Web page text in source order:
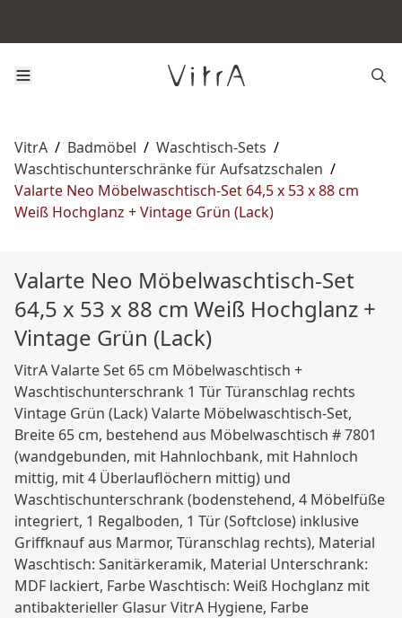
VitrA / Badmöbel / Waschtisch-Sets /
Waschtischunterschränke für Aufsatzschalen /
Valarte Neo Möbelwaschtisch-Set 64,5 x 53 x 88 cm
Weiß Hochglanz + Vintage Grün (Lack)
Valarte Neo Möbelwaschtisch-Set
64,5 x 53 x 88 cm Weiß Hochglanz +
Vintage Grün (Lack)
VitrA Valarte Set 65 cm Möbelwaschtisch +
Waschtischunterschrank 1 Tür Türanschlag rechts
Vintage Grün (Lack) Valarte Möbelwaschtisch-Set,
Breite 65 cm, bestehend aus Möbelwaschtisch # 7801
(wandgebunden, mit Hahnlochbank, mit Hahnloch
mittig, mit 4 Überlauflöchern mittig) und
Waschtischunterschrank (bodenstehend, 4 Möbelfüße
integriert, 1 Regalboden, 1 Tür (Softclose) inklusive
Griffknauf aus Marmor, Türanschlag rechts), Material
Waschtisch: Sanitärkeramik, Material Unterschrank:
MDF lackiert, Farbe Waschtisch: Weiß Hochglanz mit
antibakterieller Glasur VitrA Hygiene, Farbe